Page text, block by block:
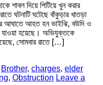
শাবল দিয়ে পিটিয়ে খুন করার
ঘটনাটি ঘটেছে বাঁকুড়ার খাতড়া
আঘাতে আহত হন ভাইঝি, বউদি ও
যাওয়া হয়েছে। অভিযুক্তকে
সোমবার রাতে […]
Brother, charges, elder
, Obstruction Leave a